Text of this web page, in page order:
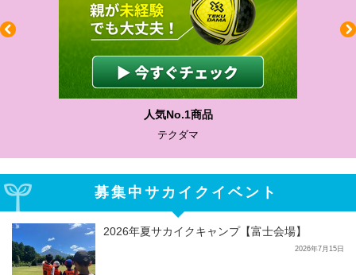
人気No.1商品
テクダマ
募集中サカイクイベント
2026年夏サカイクキャンプ【富士会場】
2026年7月15日